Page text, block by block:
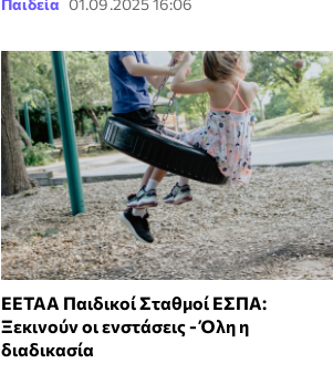
Παιδεία 01.09.2025 16:06
ΕΕΤΑΑ Παιδικοί Σταθμοί ΕΣΠΑ:
Ξεκινούν οι ενστάσεις - Όλη η
διαδικασία